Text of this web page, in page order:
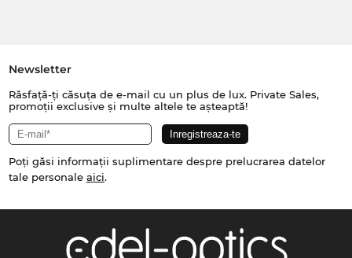
Newsletter
Răsfață-ți căsuța de e-mail cu un plus de lux. Private Sales,
promoții exclusive și multe altele te așteaptă!
Poți găsi informații suplimentare despre prelucrarea datelor
tale personale aici.